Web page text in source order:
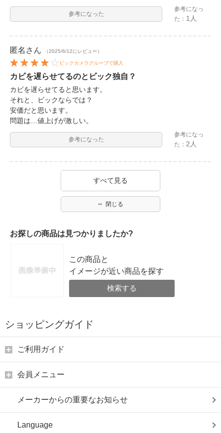
参考になった
参考になっ
た： 1人
匿名 さん （2025/6/12にレビュー）
ビックカメラグループで購入
カビを遅らせてるのとビック独自？
カビを遅らせてると思います。
それと、ビックならでは？
安価だと思います。
問題は…値上げが激しい。
参考になった
参考になっ
た： 2人
すべて見る
閉じる
お探しの商品は見つかりましたか?
この商品と
イメージが近い商品を探す
検索する
ショッピングガイド
ご利用ガイド
会員メニュー
メーカーからの重要なお知らせ
Language